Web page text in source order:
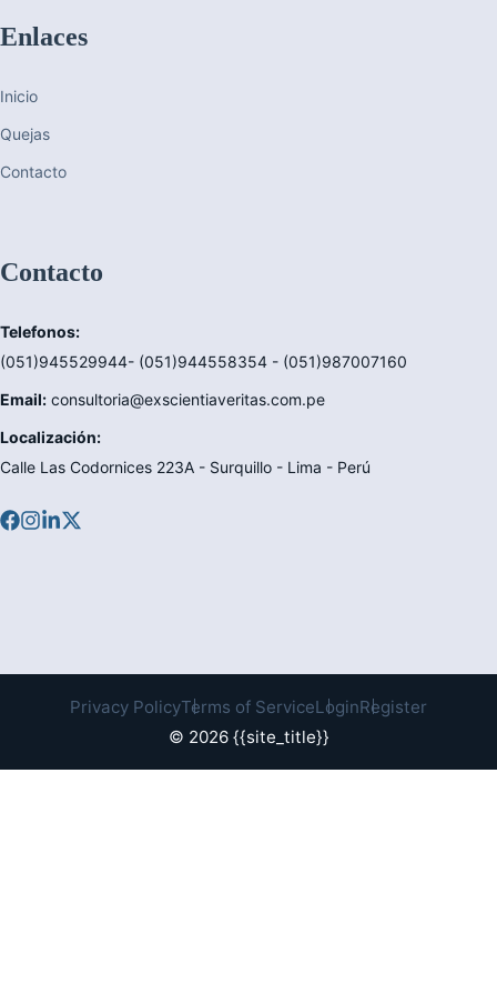
Enlaces
Inicio
Quejas
Contacto
Contacto
Telefonos:
(051)945529944- (051)944558354 - (051)987007160
Email: consultoria@exscientiaveritas.com.pe
Localización:
Calle Las Codornices 223A - Surquillo - Lima - Perú
© 2026 {{site_title}}
Privacy PolicyTerms of ServiceLoginRegister